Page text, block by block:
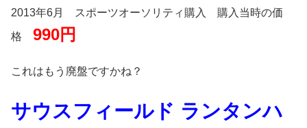
2013年6月 スポーツオーソリティ購入 購入当時の価
格 990円
これはもう廃盤ですかね？
サウスフィールド ランタンハ